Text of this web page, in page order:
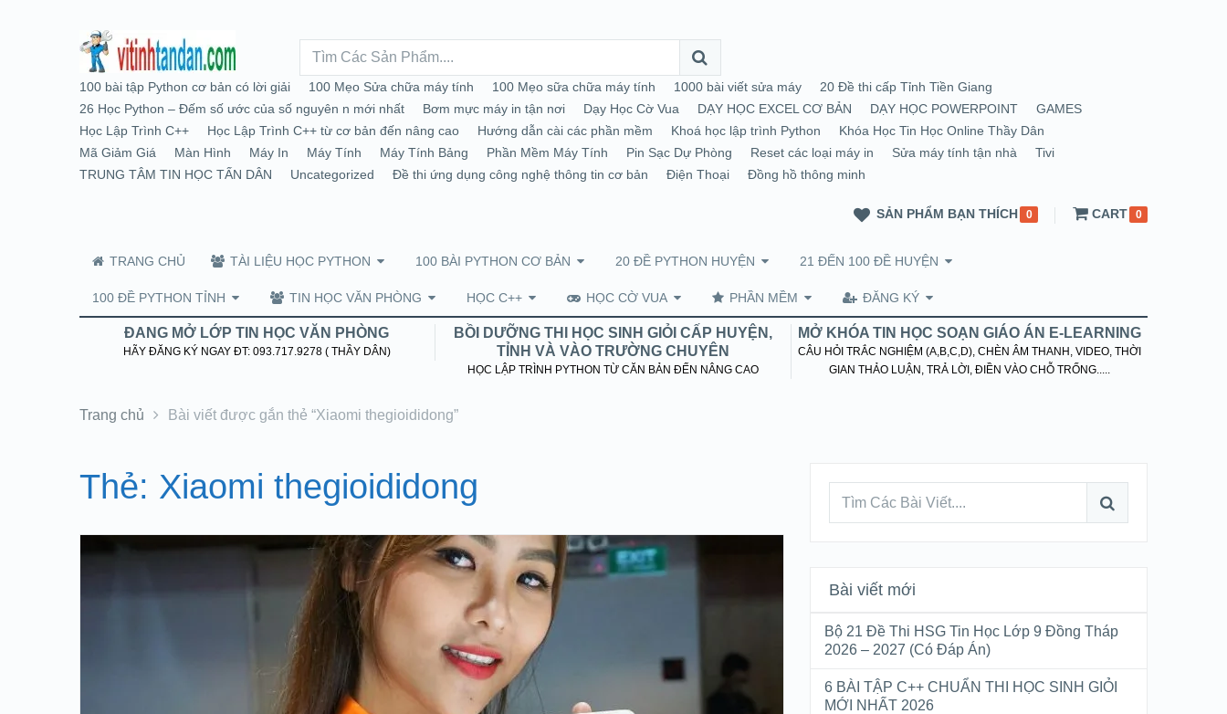
100 bài tập Python cơ bản có lời giải 100 Mẹo Sửa chữa máy tính 100 Mẹo sữa chữa máy tính 1000 bài viết sửa máy
20 Đề thi cấp Tỉnh Tiền Giang
26 Học Python – Đếm số ước của số nguyên n mới nhất
Bơm mực máy in tận nơi Dạy Học Cờ Vua DẠY HỌC EXCEL CƠ BẢN DẠY HỌC POWERPOINT
GAMES
Học Lập Trình C++
Học Lập Trình C++ từ cơ bản đến nâng cao Hướng dẫn cài các phần mềm Khoá học lập trình Python
Khóa Học Tin Học Online Thầy Dân
Mã Giảm Giá
Màn Hình Máy In Máy Tính Máy Tính Bảng Phần Mềm Máy Tính Pin Sạc Dự Phòng Reset các loại máy in Sửa máy tính tận nhà
Tivi
TRUNG TÂM TIN HỌC TẤN DÂN
Uncategorized Đề thi ứng dụng công nghệ thông tin cơ bản Điện Thoại Đồng hồ thông minh
SẢN PHẨM BẠN THÍCH 0 CART 0
TRANG CHỦ TÀI LIỆU HỌC PYTHON 100 BÀI PYTHON CƠ BẢN 20 ĐỀ PYTHON HUYỆN 21 ĐẾN 100 ĐỀ HUYỆN
100 ĐỀ PYTHON TỈNH TIN HỌC VĂN PHÒNG HỌC C++ HỌC CỜ VUA PHẦN MỀM ĐĂNG KÝ
ĐANG MỞ LỚP TIN HỌC VĂN PHÒNG
HÃY ĐĂNG KÝ NGAY ĐT: 093.717.9278 ( THẦY DÂN)
BỒI DƯỠNG THI HỌC SINH GIỎI CẤP HUYỆN,
TỈNH VÀ VÀO TRƯỜNG CHUYÊN
HỌC LẬP TRÌNH PYTHON TỪ CĂN BẢN ĐẾN NÂNG CAO
MỞ KHÓA TIN HỌC SOẠN GIÁO ÁN E-LEARNING
CÂU HỎI TRẮC NGHIỆM (A,B,C,D), CHÈN ÂM THANH, VIDEO, THỜI
GIAN THẢO LUẬN, TRẢ LỜI, ĐIỀN VÀO CHỖ TRỐNG.....
Trang chủ Bài viết được gắn thẻ “Xiaomi thegioididong”
Thẻ: Xiaomi thegioididong
Bài viết mới
Bộ 21 Đề Thi HSG Tin Học Lớp 9 Đồng Tháp
2026 – 2027 (Có Đáp Án)
6 BÀI TẬP C++ CHUẨN THI HỌC SINH GIỎI
MỚI NHẤT 2026